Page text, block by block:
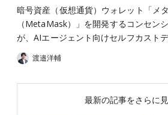
暗号資産（仮想通貨）ウォレット「メ
（MetaMask）」を開発するコンセン
が、AIエージェント向けセルフカスト
渡邉洋輔
最新の記事をさらに